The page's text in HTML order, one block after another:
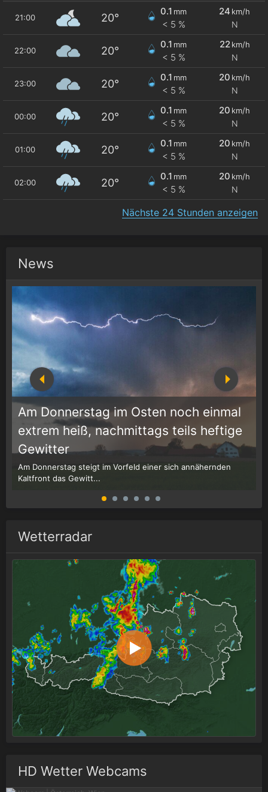
21:00 20°
0.1 mm
< 5 %
24 km/h
N
22:00 20°
0.1 mm
< 5 %
22 km/h
N
23:00 20°
0.1 mm
< 5 %
20 km/h
N
00:00 20°
0.1 mm
< 5 %
20 km/h
N
01:00 20°
0.1 mm
< 5 %
20 km/h
N
02:00 20°
0.1 mm
< 5 %
20 km/h
N
Nächste 24 Stunden anzeigen
News
Am Donnerstag im Osten noch einmal
extrem heiß, nachmittags teils heftige
Gewitter
Am Donnerstag steigt im Vorfeld einer sich annähernden
Kaltfront das Gewitt...
Wetterradar
HD Wetter Webcams